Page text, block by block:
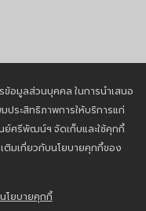
|นโยบายคุกกี้
Rights Reserved.
ข้อมูลส่วนบุคคล ในการนำเสนอ
ประสิทธิภาพการให้บริการแก่
ย์ศรีพัฒน์ฯ จัดเก็บและใช้คุกกี้
ติมเกี่ยวกับนโยบายคุกกี้ของ
นโยบายคุกกี้